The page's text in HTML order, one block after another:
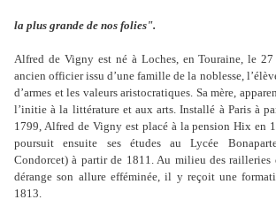
la plus grande de nos folies".
Alfred de Vigny est né à Loches, en Touraine, le 27
ancien officier issu d’une famille de la noblesse,
d’armes et les valeurs aristocratiques. Sa mère,
l’initie à la littérature et aux arts. Installé à Paris à
1799, Alfred de Vigny est placé à la pension Hix en
poursuit ensuite ses études au Lycée
Condorcet) à partir de 1811. Au milieu des railleries
dérange son allure efféminée, il y reçoit une
1813.